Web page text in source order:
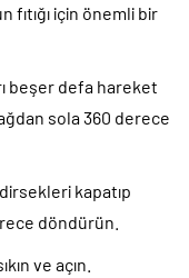
için önemli bir
beşer defa hareket
sola 360 derece
kapatıp
döndürün.
ve açın.